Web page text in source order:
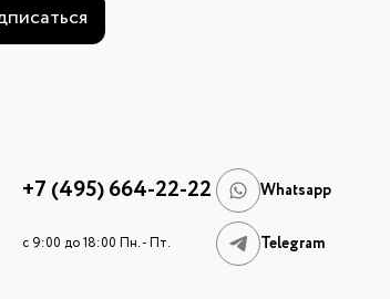
+7 (495) 664-22-22 Whatsapp
c 9:00 до 18:00 Пн. - Пт. Telegram